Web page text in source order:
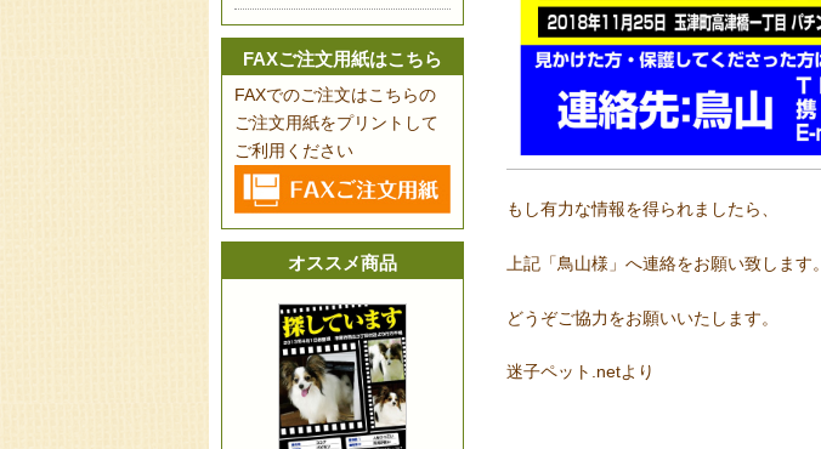
もし有力な情報を得られましたら、
上記「鳥山様」へ連絡をお願い致します。
どうぞご協力をお願いいたします。
迷子ペット.netより
FAXご注文用紙はこちら
FAXでのご注文はこちらの
ご注文用紙をプリントして
ご利用ください
オススメ商品